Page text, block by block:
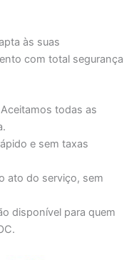
às suas
com total segurança
todas as
e sem taxas
ato do serviço, sem
disponível para quem